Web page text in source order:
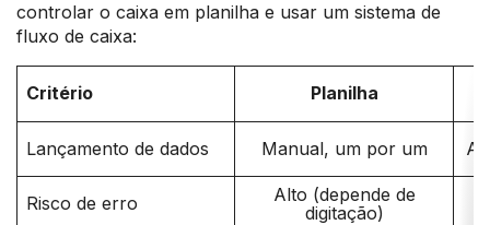
controlar o caixa em planilha e usar um sistema de
fluxo de caixa:
Critério Planilha
Lançamento de dados Manual, um por um
Risco de erro
Alto (depende de
digitação)